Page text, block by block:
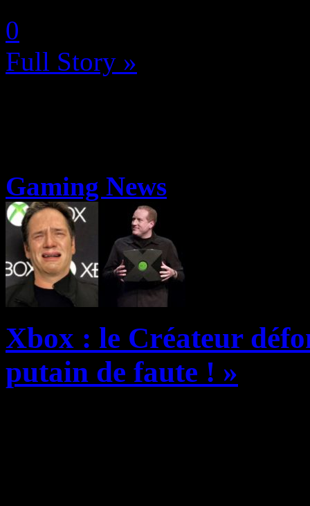
0
Full Story »
Gaming News
Xbox : le Créateur
putain de faute ! »